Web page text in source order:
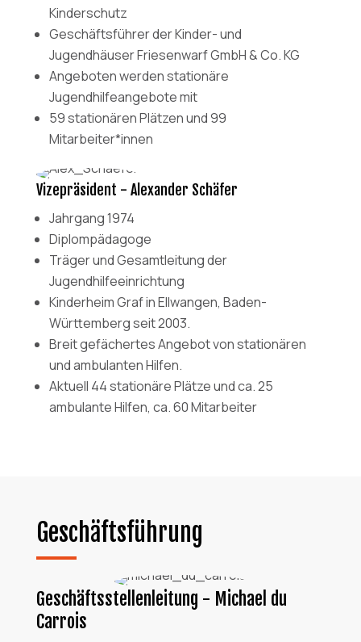
Kinderschutz
Geschäftsführer der Kinder- und
Jugendhäuser Friesenwarf GmbH & Co. KG
Angeboten werden stationäre
Jugendhilfeangebote mit
59 stationären Plätzen und 99
Mitarbeiter*innen
Vizepräsident - Alexander Schäfer
Jahrgang 1974
Diplompädagoge
Träger und Gesamtleitung der
Jugendhilfeeinrichtung
Kinderheim Graf in Ellwangen, Baden-
Württemberg seit 2003.
Breit gefächertes Angebot von stationären
und ambulanten Hilfen.
Aktuell 44 stationäre Plätze und ca. 25
ambulante Hilfen, ca. 60 Mitarbeiter
Geschäftsführung
Geschäftsstellenleitung - Michael du
Carrois